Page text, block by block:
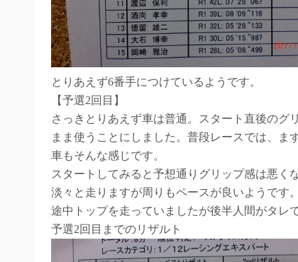
とりあえず6番手につけているようです。
【予選2回目】
さっきとりあえず車は普通。スタート直後のグ
まま使うことにしました。普段レースでは、
車もそんな感じです。
スタートしてみると予想通りグリップ感は悪く
淡々と走りますが周りもペースが良いようです。
途中トップを走っていましたが後半人間がタレ
予選2回目までのリザルト